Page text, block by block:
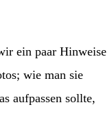
ein paar Hinweise
wie man sie
aufpassen sollte,